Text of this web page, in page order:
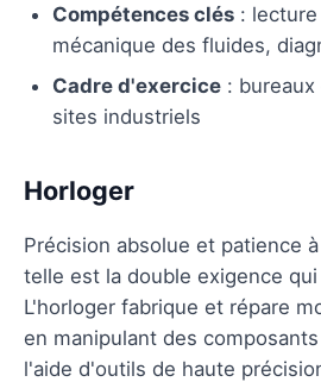
Compétences clés :
mécanique des fluides,
Cadre d'exercice :
sites industriels
Horloger
Précision absolue et patience
telle est la double exigence
L'horloger fabrique et répare
en manipulant des
l'aide d'outils de haute